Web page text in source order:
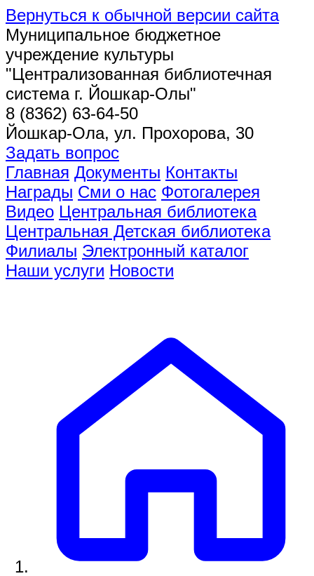
Вернуться к обычной версии сайта
Муниципальное бюджетное
учреждение культуры
"Централизованная библиотечная
система г. Йошкар-Олы"
8 (8362) 63-64-50
Йошкар-Ола, ул. Прохорова, 30
Задать вопрос
Главная Документы Контакты
Награды Сми о нас Фотогалерея
Видео Центральная библиотека
Центральная Детская библиотека
Филиалы Электронный каталог
Наши услуги Новости